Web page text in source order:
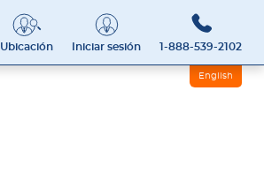
Ubicación Iniciar sesión 1-888-539-2102
English